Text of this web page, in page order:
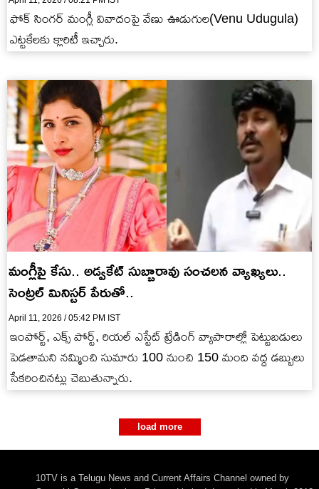
ఫోక్ సింగర్ మంగ్లీ వివాదంపై వేణు ఊడుగుల(Venu Udugula)
ఎట్టకేలకు క్లారిటీ ఇచ్చారు.
మంగ్లీపై కేసు.. అడ్వకేట్ సుబ్బారావు సంచలన వ్యాఖ్యలు..
సెంట్రల్ మినిస్టర్ పేరుతో..
April 11, 2026 / 05:42 PM IST
ఇంపోర్ట్, ఎక్స్ పోర్ట్, రియల్ ఎస్టేట్ ట్రేడింగ్ వ్యాపారాల్లో పెట్టుబడులు
పెడతామని నమ్మించి సుమారు 100 నుంచి 150 మంది వద్ద డబ్బులు
సేకరించినట్లు చెబుతున్నారు.
load more
10TV is a Telugu News and Current Affairs Channel owned by